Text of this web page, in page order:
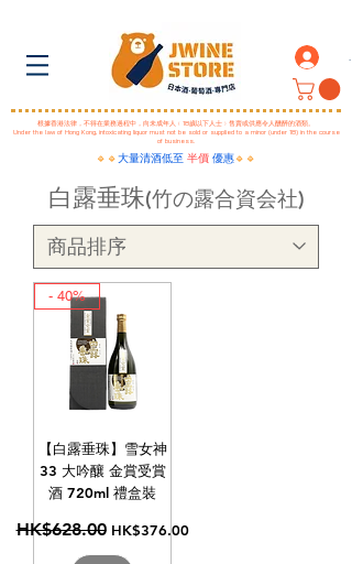
.
根據香港法律，不得在業務過程中，向未成年人﹙18歲以下人士﹚售賣或供應令人醺醉的酒類。
Under the law of Hong Kong, intoxicating liquor must not be sold or supplied to a minor (under 18) in the course
of business.
🔹🔹大量清酒低至 半價 優惠🔹🔹
白露垂珠(竹の露合資会社)
- 40%
【白露垂珠】雪女神
33 大吟釀 金賞受賞
酒 720ml 禮盒裝
一般價格
HK$628.00 促銷價格
HK$376.00